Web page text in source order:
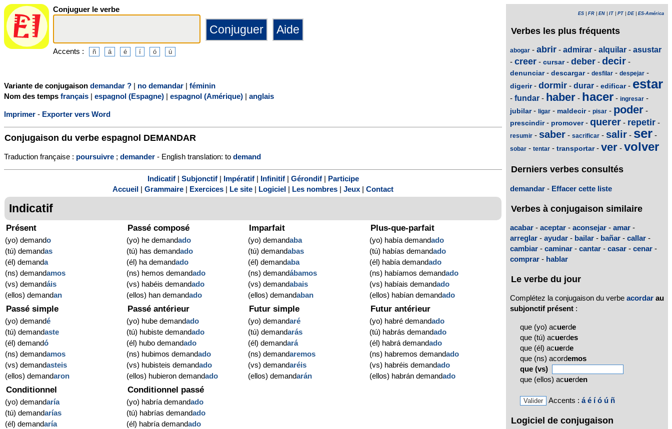
Conjuguer le verbe
Accents :
Variante de conjugaison demandar ? | no demandar | féminin
Nom des temps français | espagnol (Espagne) | espagnol (Amérique) | anglais
Imprimer - Exporter vers Word
Conjugaison du verbe espagnol DEMANDAR
Traduction française : poursuivre ; demander - English translation: to demand
Indicatif| Subjonctif| Impératif| Infinitif| Gérondif|
Participe
Accueil
Grammaire Exercices Le site Logiciel Les nombres Jeux Contact
Indicatif
Présent
(yo) demando
(tú) demandas
(él) demanda
(ns) demandamos
(vs) demandáis
(ellos) demandan
Passé composé
(yo) he demandado
(tú) has demandado
(él) ha demandado
(ns) hemos demandado
(vs) habéis demandado
(ellos) han demandado
Imparfait
(yo) demandaba
(tú) demandabas
(él) demandaba
(ns) demandábamos
(vs) demandabais
(ellos) demandaban
Plus-que-parfait
(yo) había demandado
(tú) habías demandado
(él) había demandado
(ns) habíamos demandado
(vs) habíais demandado
(ellos) habían demandado
Passé simple
(yo) demandé
(tú) demandaste
(él) demandó
(ns) demandamos
(vs) demandasteis
(ellos) demandaron
Passé antérieur
(yo) hube demandado
(tú) hubiste demandado
(él) hubo demandado
(ns) hubimos demandado
(vs) hubisteis demandado
(ellos) hubieron demandado
Futur simple
(yo) demandaré
(tú) demandarás
(él) demandará
(ns) demandaremos
(vs) demandaréis
(ellos) demandarán
Futur antérieur
(yo) habré demandado
(tú) habrás demandado
(él) habrá demandado
(ns) habremos demandado
(vs) habréis demandado
(ellos) habrán demandado
Conditionnel
(yo) demandaría
(tú) demandarías
(él) demandaría
Conditionnel passé
(yo) habría demandado
(tú) habrías demandado
(él) habría demandado
ES FR EN IT PT DE| ES-América
Verbes les plus fréquents
abogar - abrir - admirar - alquilar - asustar
- creer - cursar- deber - decir -
denunciar- descargar- desfilar - despejar -
digerir- dormir - durar - edificar- estar
- fundar - haber - hacer - ingresar -
jubilar- ligar - maldecir- pisar - poder -
prescindir- promover- querer - repetir -
resumir - saber - sacrificar - salir - ser -
sobar - tentar - transportar- ver - volver
Derniers verbes consultés
demandar - Effacer cette liste
Verbes à conjugaison similaire
acabar - aceptar - aconsejar - amar -
arreglar - ayudar - bailar - bañar - callar -
cambiar - caminar - cantar - casar - cenar -
comprar - hablar
Le verbe du jour
Complétez la conjugaison du verbe acordar au
subjonctif présent :
que (yo) acuerde
que (tú) acuerdes
que (él) acuerde
que (ns) acordemos
que (vs)
que (ellos) acuerden
Accents : á é í ó ú ñ
Logiciel de conjugaison